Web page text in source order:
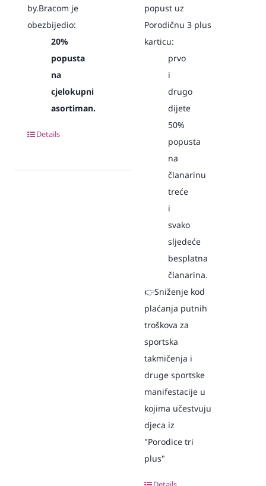
by.Bracom je
obezbijedio:
20%
popusta
na
cjelokupni
asortiman.
Details
popust uz
Porodičnu 3 plus
karticu:
prvo
i
drugo
dijete
50%
popusta
na
članarinu
treće
i
svako
sljedeće
besplatna
članarina.
👉Sniženje kod
plaćanja putnih
troškova za
sportska
takmičenja i
druge sportske
manifestacije u
kojima učestvuju
djeca iz
"Porodice tri
plus"